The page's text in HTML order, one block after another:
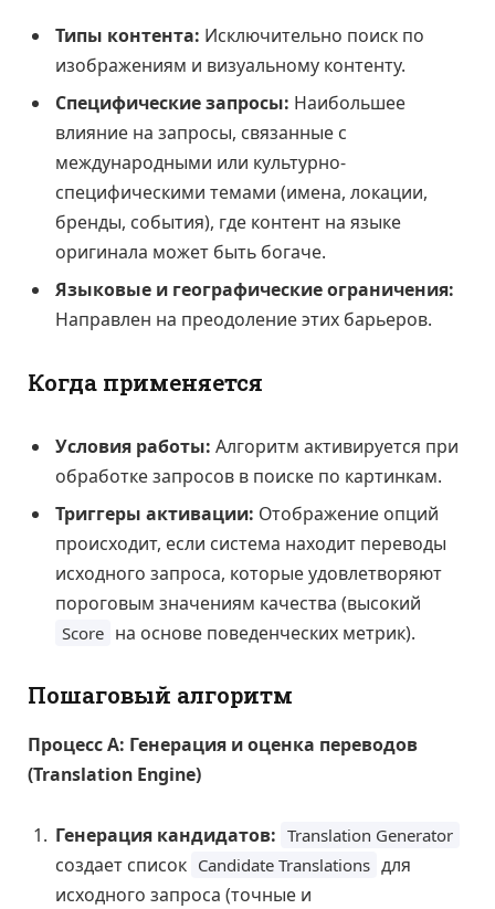
Типы контента: Исключительно поиск по
изображениям и визуальному контенту.
Специфические запросы: Наибольшее
влияние на запросы, связанные с
международными или культурно-
специфическими темами (имена, локации,
бренды, события), где контент на языке
оригинала может быть богаче.
Языковые и географические ограничения:
Направлен на преодоление этих барьеров.
Когда применяется
Условия работы: Алгоритм активируется при
обработке запросов в поиске по картинкам.
Триггеры активации: Отображение опций
происходит, если система находит переводы
исходного запроса, которые удовлетворяют
пороговым значениям качества (высокий
Score на основе поведенческих метрик).
Пошаговый алгоритм
Процесс А: Генерация и оценка переводов
(Translation Engine)
Генерация кандидатов: Translation Generator
создает список Candidate Translations для
исходного запроса (точные и